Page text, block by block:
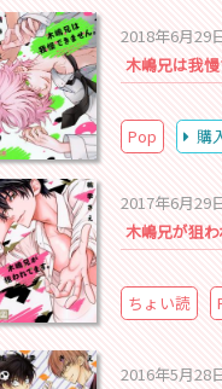
2018年6月29
木嶋兄は我慢
Pop
購
2017年6月29
木嶋兄が狙わ
ちょい読
2016年5月28